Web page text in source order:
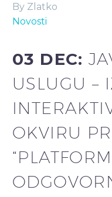
By Zlatko
Novosti
03 DEC:
USLUGU –
OKVIRU